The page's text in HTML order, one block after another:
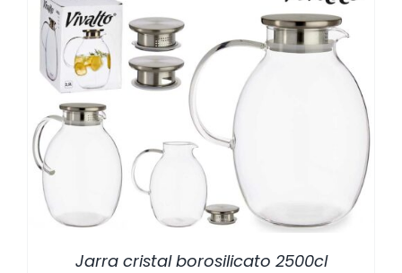
/ DETALLES
Jarra cristal borosilicato 2500cl